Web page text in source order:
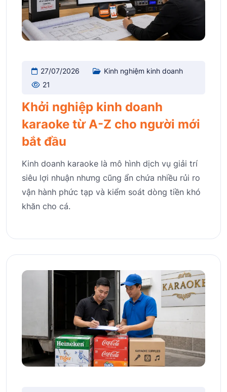
27/07/2026
Kinh nghiệm kinh doanh
21
Khởi nghiệp kinh doanh
karaoke từ A-Z cho người mới
bắt đầu
Kinh doanh karaoke là mô hình dịch vụ giải trí
siêu lợi nhuận nhưng cũng ẩn chứa nhiều rủi ro
vận hành phức tạp và kiểm soát dòng tiền khó
khăn cho cá.